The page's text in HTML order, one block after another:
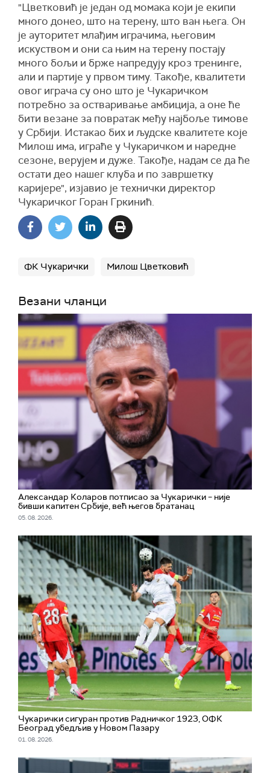
"Цветковић је један од момака који је екипи
много донео, што на терену, што ван њега. Он
је ауторитет млађим играчима, његовим
искуством и они са њим на терену постају
много бољи и брже напредују кроз тренинге,
али и партије у првом тиму. Такође, квалитети
овог играча су оно што је Чукаричком
потребно за остваривање амбиција, а оне ће
бити везане за повратак међу најбоље тимове
у Србији. Истакао бих и људске квалитете које
Милош има, играће у Чукаричком и наредне
сезоне, верујем и дуже. Такође, надам се да ће
остати део нашег клуба и по завршетку
каријере", изјавио је технички директор
Чукаричког Горан Гркинић.
ФК Чукарички Милош Цветковић
Везани чланци
Александар Коларов потписао за Чукарички – није
бивши капитен Србије, већ његов братанац
05. 08. 2026.
Чукарички сигуран против Радничког 1923, ОФК
Београд убедљив у Новом Пазару
01. 08. 2026.